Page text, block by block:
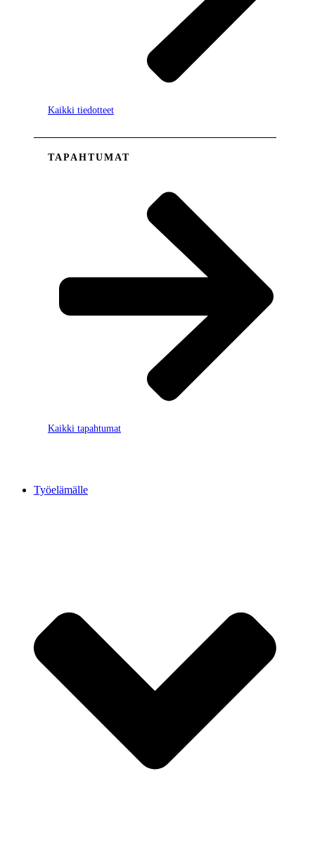
Kaikki tiedotteet
TAPAHTUMAT
Kaikki tapahtumat
Työelämälle